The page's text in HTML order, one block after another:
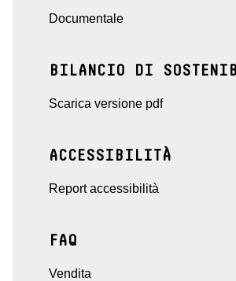
Documentale
BILANCIO DI
Scarica versione pdf
ACCESSIBILITÀ
Report accessibilità
FAQ
Vendita